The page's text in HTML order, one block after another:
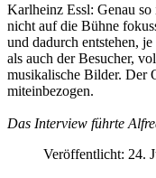
Karlheinz Essl: Genau so
nicht auf die Bühne
und dadurch entstehen,
als auch der Besucher,
musikalische Bilder. Der
miteinbezogen.
Das Interview führte
Veröffentlicht: 24.